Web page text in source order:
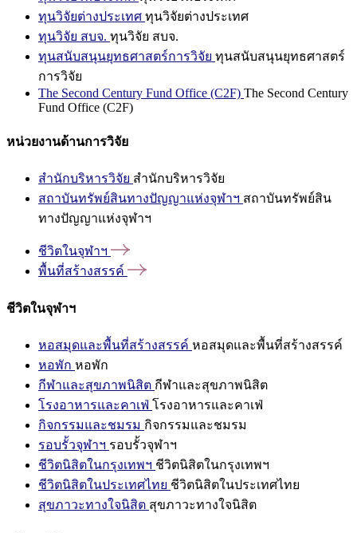
ทุนวิจัยต่างประเทศ ทุนวิจัยต่างประเทศ
ทุนวิจัย สบจ. ทุนวิจัย สบจ.
ทุนสนับสนุนยุทธศาสตร์การวิจัย ทุนสนับสนุนยุทธศาสตร์
การวิจัย
The Second Century Fund Office (C2F) The Second Century
Fund Office (C2F)
หน่วยงานด้านการวิจัย
สำนักบริหารวิจัย สำนักบริหารวิจัย
สถาบันทรัพย์สินทางปัญญาแห่งจุฬาฯ สถาบันทรัพย์สิน
ทางปัญญาแห่งจุฬาฯ
ชีวิตในจุฬาฯ
พื้นที่สร้างสรรค์
ชีวิตในจุฬาฯ
หอสมุดและพื้นที่สร้างสรรค์ หอสมุดและพื้นที่สร้างสรรค์
หอพัก หอพัก
กีฬาและสุขภาพนิสิต กีฬาและสุขภาพนิสิต
โรงอาหารและคาเฟ่ โรงอาหารและคาเฟ่
กิจกรรมและชมรม กิจกรรมและชมรม
รอบรั้วจุฬาฯ รอบรั้วจุฬาฯ
ชีวิตนิสิตในกรุงเทพฯ ชีวิตนิสิตในกรุงเทพฯ
ชีวิตนิสิตในประเทศไทย ชีวิตนิสิตในประเทศไทย
สุขภาวะทางใจนิสิต สุขภาวะทางใจนิสิต